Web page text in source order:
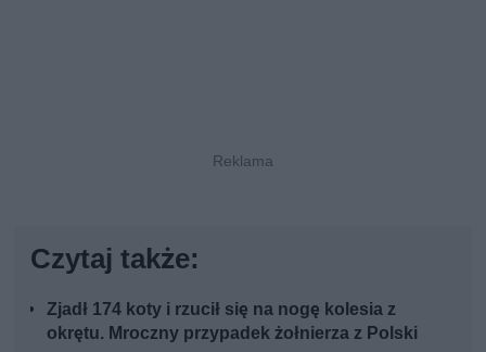
Czytaj także:
Zjadł 174 koty i rzucił się na nogę kolesia z
okrętu. Mroczny przypadek żołnierza z Polski